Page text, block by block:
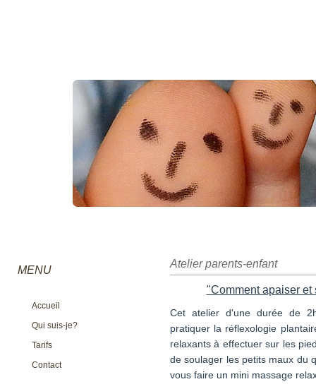
MENU
Accueil
Qui suis-je?
Tarifs
Contact
Atelier parents-enfant
"Comment apaiser et
Cet atelier d'une durée de
pratiquer la réflexologie
relaxants à effectuer sur les
de soulager les petits maux du
vous faire un mini massage